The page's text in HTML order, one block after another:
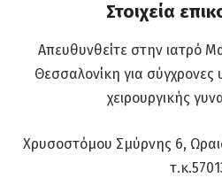
Στοιχεία
Απευθυνθείτε στην ιατρό
Θεσσαλονίκη για σύγχρονες
χειρουργικής
Χρυσοστόμου Σμύρνης 6,